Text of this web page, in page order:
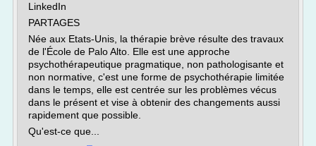
LinkedIn
PARTAGES
Née aux Etats-Unis, la thérapie brève résulte des travaux
de l'École de Palo Alto. Elle est une approche
psychothérapeutique pragmatique, non pathologisante et
non normative, c'est une forme de psychothérapie limitée
dans le temps, elle est centrée sur les problèmes vécus
dans le présent et vise à obtenir des changements aussi
rapidement que possible.
Qu'est-ce que...